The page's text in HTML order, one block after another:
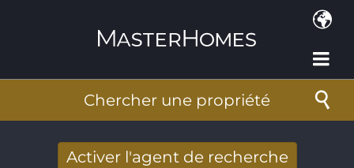
Chercher une propriété
Activer l'agent de recherche